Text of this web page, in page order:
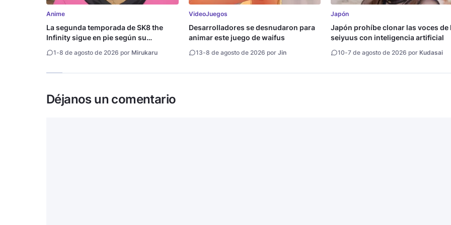
Anime
La segunda temporada de SK8 the
Infinity sigue en pie según su
1-8 de agosto de 2026 por Mirukaru
VideoJuegos
Desarrolladores se desnudaron para
animar este juego de waifus
13-8 de agosto de 2026 por Jin
Japón
Japón prohíbe clonar las voces de
seiyuus con inteligencia artificial
10-7 de agosto de 2026 por Kudasai
Déjanos un comentario